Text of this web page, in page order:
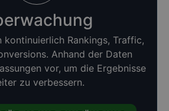
kontinuierlich Rankings, Traffic,
Anhand der Daten
vor, um die Ergebnisse
zu verbessern.